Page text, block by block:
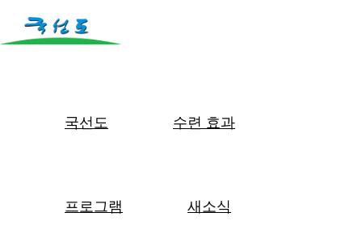
국선도 수련 효과
프로그램 새소식